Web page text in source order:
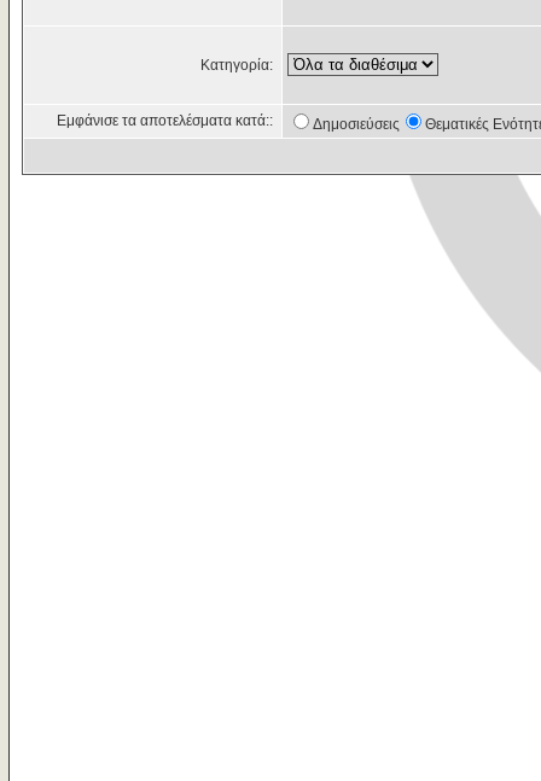
Κατηγορία:
Εμφάνισε τα αποτελέσματα κατά:: Δημοσιεύσεις Θεματικές